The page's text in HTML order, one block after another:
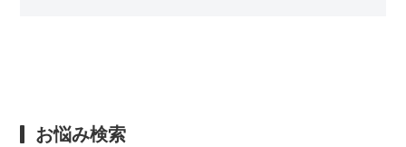
お悩み検索